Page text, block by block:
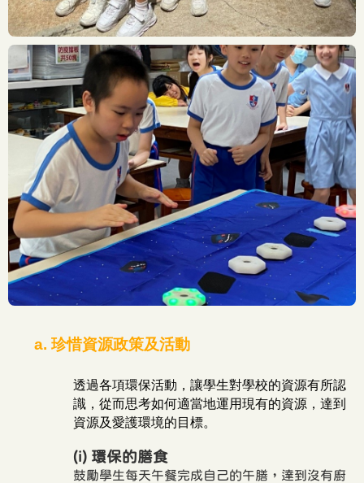
a. 珍惜資源政策及活動
透過各項環保活動，讓學生對學校的資源有所認
識，從而思考如何適當地運用現有的資源，達到
資源及愛護環境的目標。
(i) 環保的膳食
鼓勵學生每天午餐完成自己的午膳，達到沒有廚